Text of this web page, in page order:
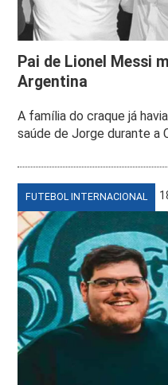
Pai de Lionel Messi
Argentina
A família do craque já
saúde de Jorge durante a
FUTEBOL INTERNACIONAL